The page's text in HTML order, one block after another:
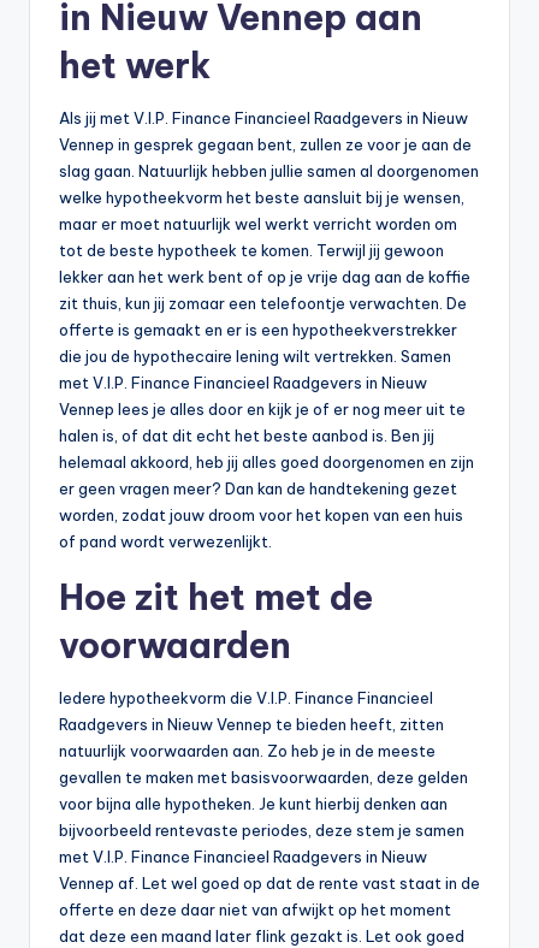
in Nieuw Vennep aan
het werk
Als jij met V.I.P. Finance Financieel Raadgevers in Nieuw
Vennep in gesprek gegaan bent, zullen ze voor je aan de
slag gaan. Natuurlijk hebben jullie samen al doorgenomen
welke hypotheekvorm het beste aansluit bij je wensen,
maar er moet natuurlijk wel werkt verricht worden om
tot de beste hypotheek te komen. Terwijl jij gewoon
lekker aan het werk bent of op je vrije dag aan de koffie
zit thuis, kun jij zomaar een telefoontje verwachten. De
offerte is gemaakt en er is een hypotheekverstrekker
die jou de hypothecaire lening wilt vertrekken. Samen
met V.I.P. Finance Financieel Raadgevers in Nieuw
Vennep lees je alles door en kijk je of er nog meer uit te
halen is, of dat dit echt het beste aanbod is. Ben jij
helemaal akkoord, heb jij alles goed doorgenomen en zijn
er geen vragen meer? Dan kan de handtekening gezet
worden, zodat jouw droom voor het kopen van een huis
of pand wordt verwezenlijkt.
Hoe zit het met de
voorwaarden
Iedere hypotheekvorm die V.I.P. Finance Financieel
Raadgevers in Nieuw Vennep te bieden heeft, zitten
natuurlijk voorwaarden aan. Zo heb je in de meeste
gevallen te maken met basisvoorwaarden, deze gelden
voor bijna alle hypotheken. Je kunt hierbij denken aan
bijvoorbeeld rentevaste periodes, deze stem je samen
met V.I.P. Finance Financieel Raadgevers in Nieuw
Vennep af. Let wel goed op dat de rente vast staat in de
offerte en deze daar niet van afwijkt op het moment
dat deze een maand later flink gezakt is. Let ook goed